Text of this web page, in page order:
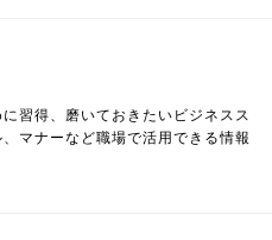
習得、磨いておきたいビジネスス
マナーなど職場で活用できる情報